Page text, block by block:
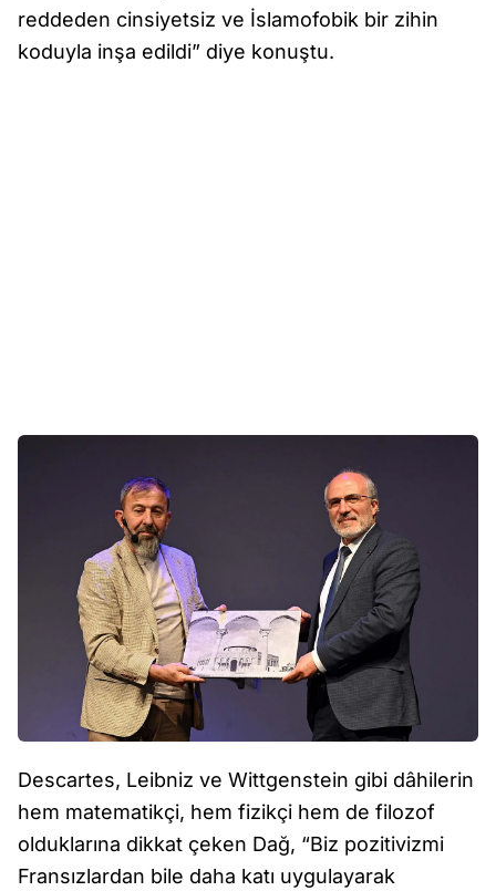
reddeden cinsiyetsiz ve İslamofobik bir zihin
koduyla inşa edildi” diye konuştu.
Descartes, Leibniz ve Wittgenstein gibi dâhilerin
hem matematikçi, hem fizikçi hem de filozof
olduklarına dikkat çeken Dağ, “Biz pozitivizmi
Fransızlardan bile daha katı uygulayarak